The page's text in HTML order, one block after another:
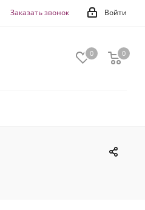
Войти
Заказать звонок
0 0
0